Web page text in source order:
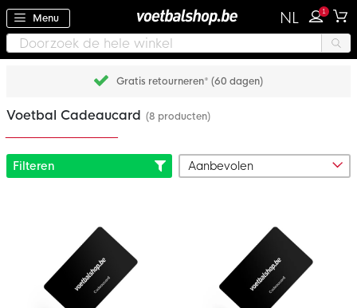
Menu NL 1
Gratis retourneren* (60 dagen)
Voetbal Cadeaucard (8 producten)
Filteren